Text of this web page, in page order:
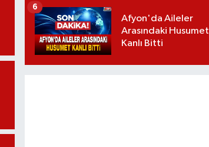
Afyon'da Aileler
Arasındaki Husumet
Kanlı Bitti
6